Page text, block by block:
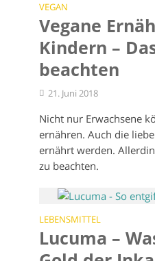
VEGAN
Vegane
Kindern –
beachten
21. Juni 2018
Nicht nur Erwachsene
ernähren. Auch die
ernährt werden.
zu beachten.
LEBENSMITTEL
Lucuma –